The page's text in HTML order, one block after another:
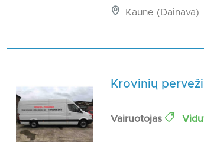
Kaune (Dainava)
Krovinių
Vairuotojas